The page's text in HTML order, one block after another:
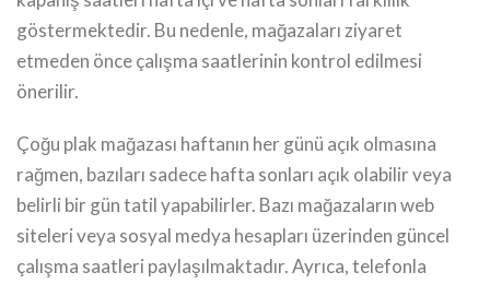
göstermektedir. Bu nedenle, mağazaları ziyaret
etmeden önce çalışma saatlerinin kontrol edilmesi
önerilir.
Çoğu plak mağazası haftanın her günü açık olmasına
rağmen, bazıları sadece hafta sonları açık olabilir veya
belirli bir gün tatil yapabilirler. Bazı mağazaların web
siteleri veya sosyal medya hesapları üzerinden güncel
çalışma saatleri paylaşılmaktadır. Ayrıca, telefonla